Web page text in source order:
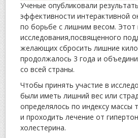
Ученые опубликовали
эффективности интерактивной
по борьбе с лишним весом. Этот
исследования,посвященного
желающих сбросить лишние
продолжалось 3 года и
со всей страны.
Чтобы принять участие в
были иметь лишний вес или
определялось по индексу массы
и проходить лечение от
холестерина.